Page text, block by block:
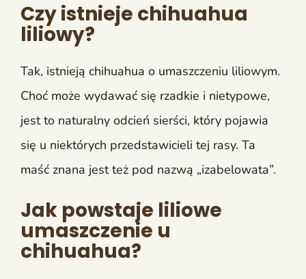
Czy istnieje chihuahua
liliowy?
Tak, istnieją chihuahua o umaszczeniu liliowym.
Choć może wydawać się rzadkie i nietypowe,
jest to naturalny odcień sierści, który pojawia
się u niektórych przedstawicieli tej rasy. Ta
maść znana jest też pod nazwą „izabelowata”.
Jak powstaje liliowe
umaszczenie u
chihuahua?